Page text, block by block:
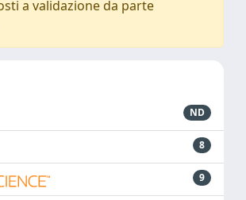
a validazione da parte
ND
8
9